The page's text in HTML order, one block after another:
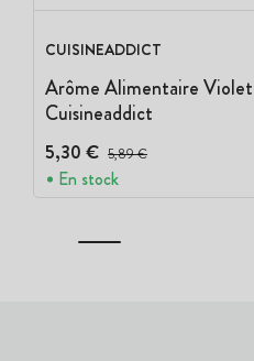
CUISINEADDICT
Arôme Alimentaire
Cuisineaddict
5,30 € Prix avant réduction :
5,89 €
En stock